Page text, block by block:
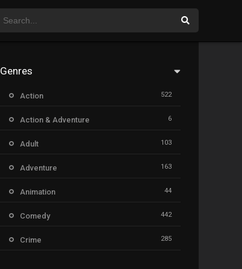
Genres
Action 522
Action & Adventure 6
Adult 103
Adventure 163
Animation 44
Comedy 442
Crime 285